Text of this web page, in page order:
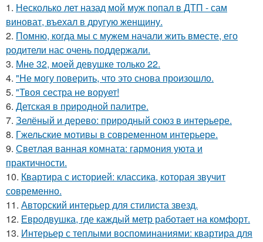
1. Несколько лет назад мой муж попал в ДТП - сам
виноват, въехал в другую женщину.
2. Помню, когда мы с мужем начали жить вместе, его
родители нас очень поддержали.
3. Мне 32, моей девушке только 22.
4. "Не могу поверить, что это снова произошло.
5. "Твоя сестра не ворует!
6. Детская в природной палитре.
7. Зелёный и дерево: природный союз в интерьере.
8. Гжельские мотивы в современном интерьере.
9. Светлая ванная комната: гармония уюта и
практичности.
10. Квартира с историей: классика, которая звучит
современно.
11. Авторский интерьер для стилиста звезд.
12. Евродвушка, где каждый метр работает на комфорт.
13. Интерьер с теплыми воспоминаниями: квартира для